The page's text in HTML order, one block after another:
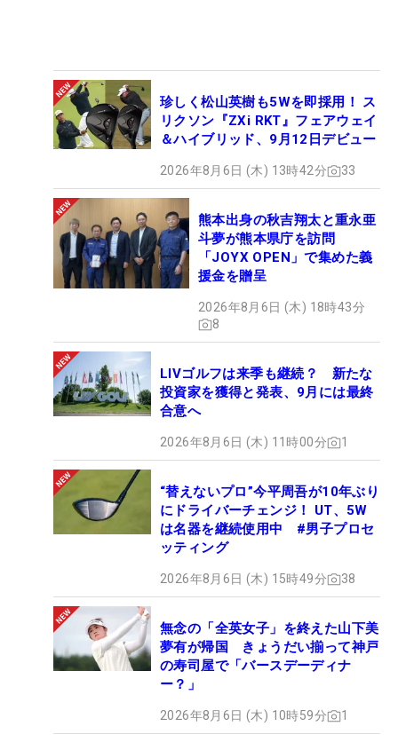
珍しく松山英樹も5Wを即採用！ ス
リクソン『ZXi RKT』フェアウェイ
＆ハイブリッド、9月12日デビュー
2026年8月6日 (木) 13時42分 33
熊本出身の秋吉翔太と重永亜
斗夢が熊本県庁を訪問
「JOYX OPEN」で集めた義
援金を贈呈
2026年8月6日 (木) 18時43分
8
LIVゴルフは来季も継続？ 新たな
投資家を獲得と発表、9月には最終
合意へ
2026年8月6日 (木) 11時00分 1
“替えないプロ”今平周吾が10年ぶり
にドライバーチェンジ！ UT、5W
は名器を継続使用中 #男子プロセ
ッティング
2026年8月6日 (木) 15時49分 38
無念の「全英女子」を終えた山下美
夢有が帰国 きょうだい揃って神戸
の寿司屋で「バースデーディナ
ー？」
2026年8月6日 (木) 10時59分 1